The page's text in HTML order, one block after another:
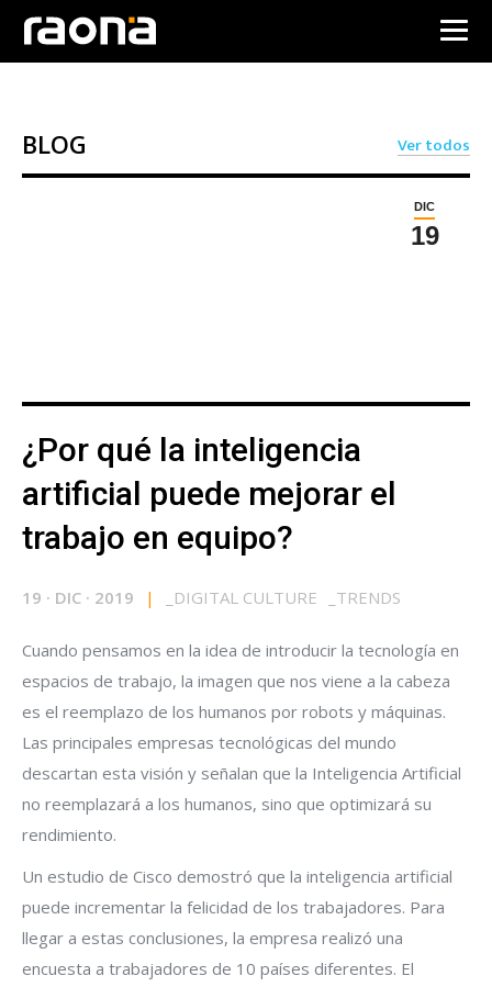
BLOG Ver todos
DIC
19
¿Por qué la inteligencia
artificial puede mejorar el
trabajo en equipo?
19 · DIC · 2019 | DIGITAL CULTURE TRENDS
Cuando pensamos en la idea de introducir la tecnología en
espacios de trabajo, la imagen que nos viene a la cabeza
es el reemplazo de los humanos por robots y máquinas.
Las principales empresas tecnológicas del mundo
descartan esta visión y señalan que la Inteligencia Artificial
no reemplazará a los humanos, sino que optimizará su
rendimiento.
Un estudio de Cisco demostró que la inteligencia artificial
puede incrementar la felicidad de los trabajadores. Para
llegar a estas conclusiones, la empresa realizó una
encuesta a trabajadores de 10 países diferentes. El